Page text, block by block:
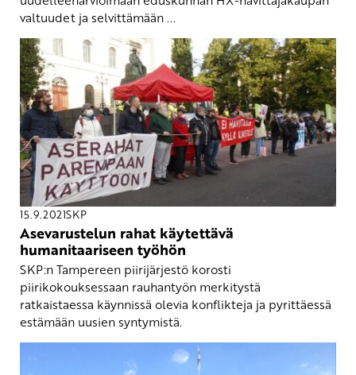
valtuudet ja selvittämään ...
15.9.2021SKP
Asevarustelun rahat käytettävä
humanitaariseen työhön
SKP:n Tampereen piirijärjestö korosti
piirikokouksessaan rauhantyön merkitystä
ratkaistaessa käynnissä olevia konflikteja ja pyrittäessä
estämään uusien syntymistä.